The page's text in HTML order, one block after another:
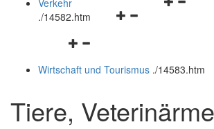
Navigationsmenü
Verkehr
./14582.htm
Navigationsmenü
und
Wirtschaft und Tourismus ./14583.htm
Tiere,